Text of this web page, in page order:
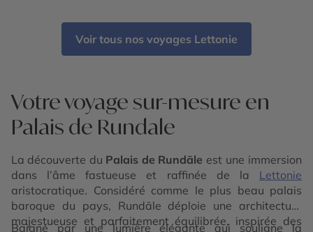
Rundale - Druskininkai - Isthme de Courlande -
Plages de PalangaVoir tous nos voyages Lettonie
Votre voyage sur-mesure en
Palais de Rundale
La découverte du Palais de Rundāle est une immersion
dans l’âme fastueuse et raffinée de la Lettonie
aristocratique. Considéré comme le plus beau palais
baroque du pays, Rundāle déploie une architecture
majestueuse et parfaitement équilibrée, inspirée des
Baigné par une lumière élégante qui souligne la